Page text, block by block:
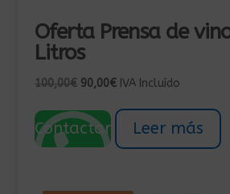
Oferta Prensa de
Litros
100,00€ El
original
era:
90,00€El
actual
IVA Incluído
Contactar Leer más